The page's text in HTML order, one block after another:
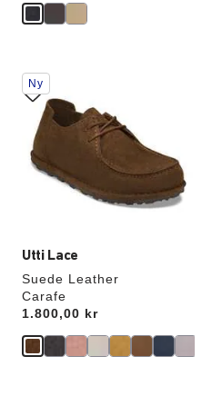
Utti Lace
Suede Leather
Carafe
Price:
1.800,00 kr
Interaktion
med
provfärger
kommer
uppdatera
produktbilden
Ny